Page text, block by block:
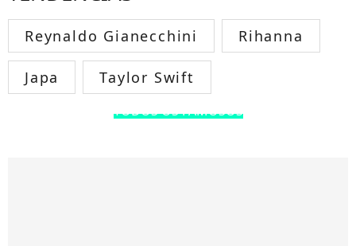
Reynaldo Gianecchini Rihanna
Japa Taylor Swift
TODOS OS FAMOSOS